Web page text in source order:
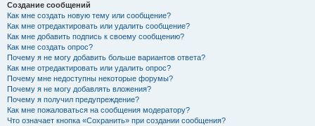
Создание сообщений
Как мне создать новую тему или сообщение?
Как мне отредактировать или удалить сообщение?
Как мне добавить подпись к своему сообщению?
Как мне создать опрос?
Почему я не могу добавить больше вариантов ответа?
Как мне отредактировать или удалить опрос?
Почему мне недоступны некоторые форумы?
Почему я не могу добавлять вложения?
Почему я получил предупреждение?
Как мне пожаловаться на сообщения модератору?
Что означает кнопка «Сохранить» при создании сообщения?